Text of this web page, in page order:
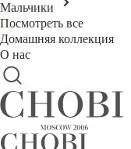
Мальчики
Посмотреть все
Домашняя коллекция
О нас